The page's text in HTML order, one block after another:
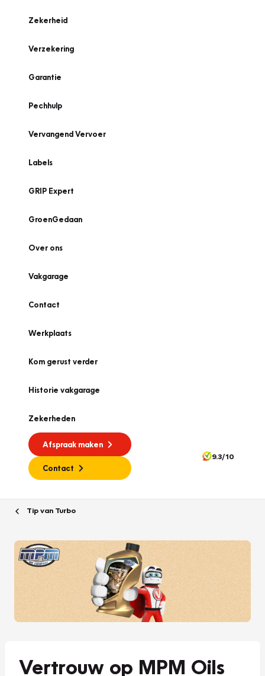
Zekerheid
Verzekering
Garantie
Pechhulp
Vervangend Vervoer
Labels
GRIP Expert
GroenGedaan
Over ons
Vakgarage
Contact
Werkplaats
Kom gerust verder
Historie vakgarage
Zekerheden
Afspraak maken
Contact
9.3/10
Tip van Turbo
Vertrouw op MPM Oils